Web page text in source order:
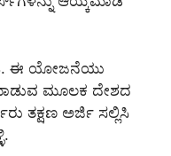
ಈ ಯೋಜನೆಯು
ಮೂಲಕ ದೇಶದ
ತಕ್ಷಣ ಅರ್ಜಿ ಸಲ್ಲಿಸಿ